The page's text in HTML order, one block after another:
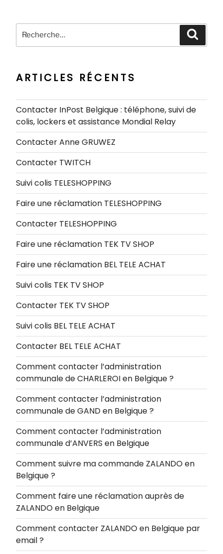
Recherche
pour
ARTICLES RÉCENTS
Contacter InPost Belgique : téléphone, suivi de
colis, lockers et assistance Mondial Relay
Contacter Anne GRUWEZ
Contacter TWITCH
Suivi colis TELESHOPPING
Faire une réclamation TELESHOPPING
Contacter TELESHOPPING
Faire une réclamation TEK TV SHOP
Faire une réclamation BEL TELE ACHAT
Suivi colis TEK TV SHOP
Contacter TEK TV SHOP
Suivi colis BEL TELE ACHAT
Contacter BEL TELE ACHAT
Comment contacter l’administration
communale de CHARLEROI en Belgique ?
Comment contacter l’administration
communale de GAND en Belgique ?
Comment contacter l’administration
communale d’ANVERS en Belgique
Comment suivre ma commande ZALANDO en
Belgique ?
Comment faire une réclamation auprès de
ZALANDO en Belgique
Comment contacter ZALANDO en Belgique par
email ?